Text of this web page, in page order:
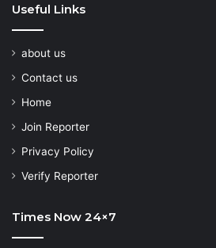
Useful Links
about us
Contact us
Home
Join Reporter
Privacy Policy
Verify Reporter
Times Now 24×7